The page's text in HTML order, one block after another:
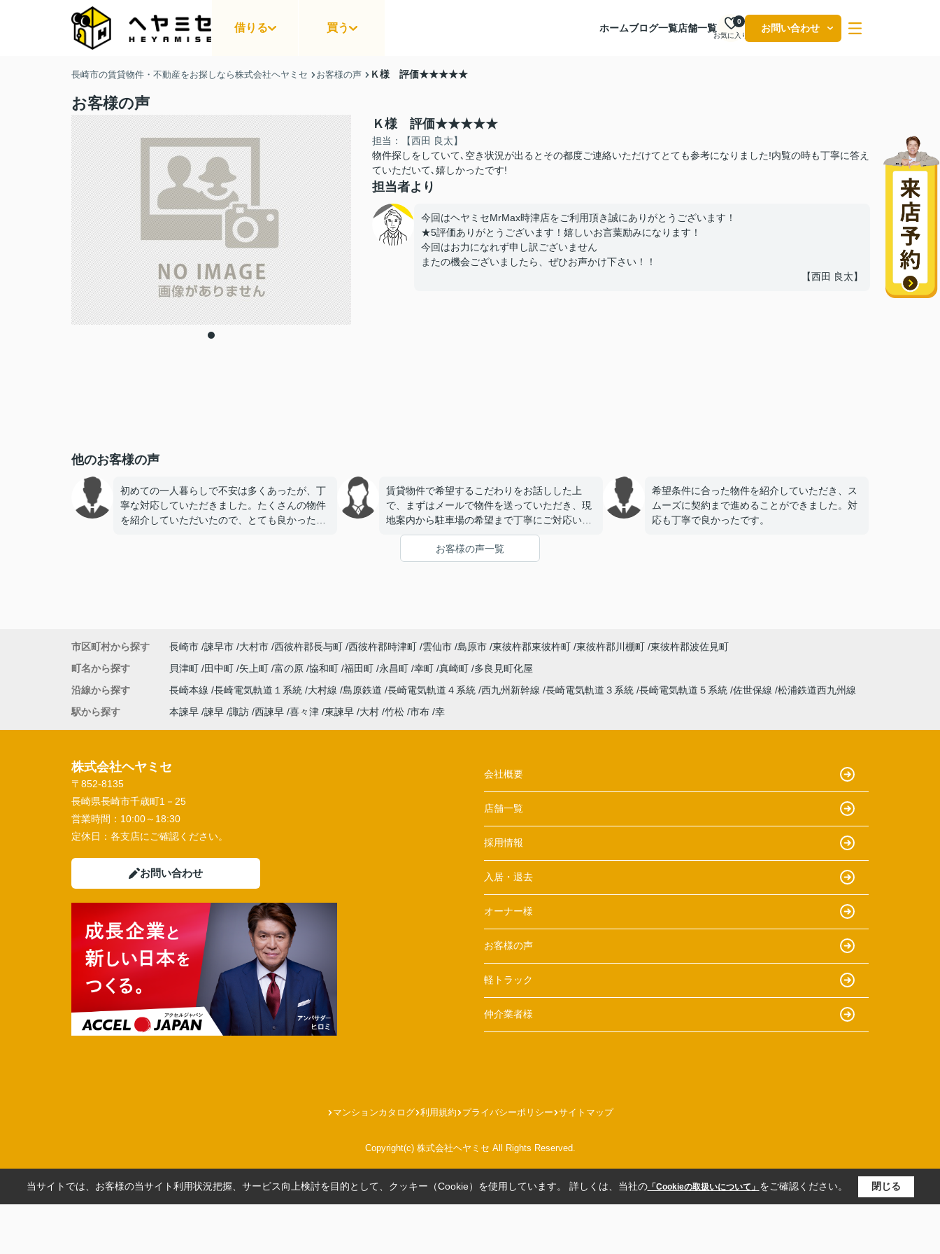
借りる 買う ホームブログ一覧店舗一覧
お気に入り
0
お問い合わせ
長崎市の賃貸物件・不動産をお探しなら株式会社ヘヤミセ お客様の声 Ｋ様 評価★★★★★
お客様の声
Ｋ様 評価★★★★★
担当：【西田 良太】
物件探しをしていて､空き状況が出るとその都度ご連絡いただけてとても参考になりました!内覧の時も丁寧に答え
ていただいて､嬉しかったです!
担当者より
今回はヘヤミセMrMax時津店をご利用頂き誠にありがとうございます！
★5評価ありがとうございます！嬉しいお言葉励みになります！
今回はお力になれず申し訳ございません
またの機会ございましたら、ぜひお声かけ下さい！！
【西田 良太】
他のお客様の声
初めての一人暮らしで不安は多くあったが、丁
寧な対応していただきました。たくさんの物件
を紹介していただいたので、とても良かったで
賃貸物件で希望するこだわりをお話しした上
で、まずはメールで物件を送っていただき、現
地案内から駐車場の希望まで丁寧にご対応いた
だき、今回契約をさせていただきました。とて
も信頼できる会社様で安心してお任せできまし
た。感謝申し上げます。
希望条件に合った物件を紹介していただき、ス
ムーズに契約まで進めることができました。対
応も丁寧で良かったです。
お客様の声一覧
市区町村から探す 長崎市 諫早市 大村市 西彼杵郡長与町 西彼杵郡時津町 雲仙市 島原市 東彼杵郡東彼杵町 東彼杵郡川棚町 東彼杵郡波佐見町
町名から探す
貝津町 田中町 矢上町 富の原 協和町 福田町 永昌町 幸町 真崎町 多良見町化屋
沿線から探す
長崎本線 長崎電気軌道１系統 大村線 島原鉄道 長崎電気軌道４系統 西九州新幹線 長崎電気軌道３系統 長崎電気軌道５系統 佐世保線 松浦鉄道西九州線
駅から探す
本諫早 諫早 諏訪 西諫早 喜々津 東諫早 大村 竹松 市布 幸
株式会社ヘヤミセ
〒852-8135
長崎県長崎市千歳町1－25
営業時間： 10:00～18:30
定休日： 各支店にご確認ください。
お問い合わせ
会社概要
店舗一覧
採用情報
入居・退去
オーナー様
お客様の声
軽トラック
仲介業者様
マンションカタログ 利用規約 プライバシーポリシー サイトマップ
Copyright(c) 株式会社ヘヤミセ All Rights Reserved.
当サイトでは、お客様の当サイト利用状況把握、サービス向上検討を目的として、クッキー（Cookie）を使用しています。 詳しくは、当社の「Cookieの取扱いについて」 をご確認ください。 閉じる